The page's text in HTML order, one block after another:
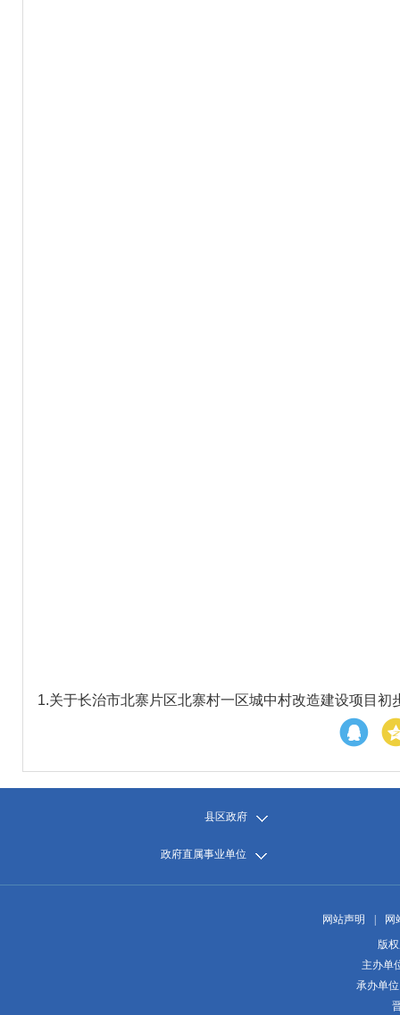
1.关于长治市北寨片区北寨村一区城中村改造建设项目初
县区政府
政府直属事业单位
网站声明
网
版
主办单
承办单